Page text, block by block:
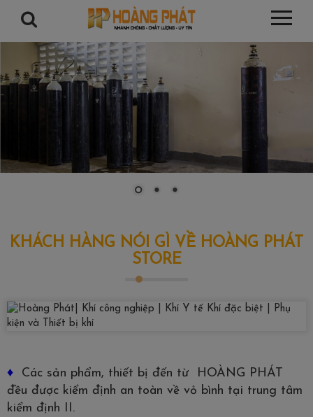
KHÁCH HÀNG NÓI GÌ VỀ HOÀNG PHÁT
STORE
♦
Các sản phẩm, thiết bị đến từ HOÀNG PHÁT
đều được kiểm định an toàn về vỏ bình tại trung tâm
kiểm định II.